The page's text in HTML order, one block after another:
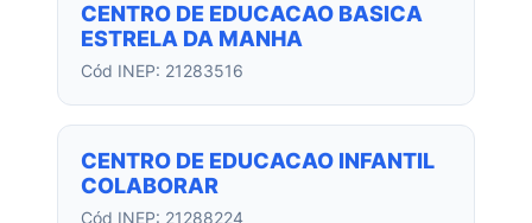
CENTRO DE EDUCACAO BASICA
ESTRELA DA MANHA
Cód INEP: 21283516
CENTRO DE EDUCACAO INFANTIL
COLABORAR
Cód INEP: 21288224